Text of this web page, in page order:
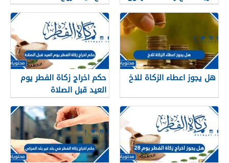
لاين السعودية
هل يجوز اعطاء الزكاة للاخ
حكم اخراج زكاة الفطر يوم
العيد قبل الصلاة